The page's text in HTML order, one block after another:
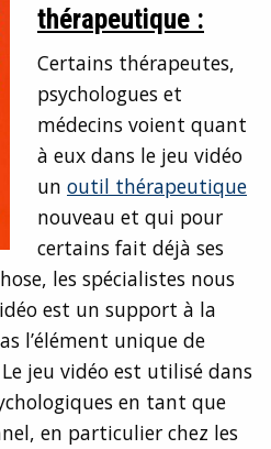
thérapeutique :
Certains thérapeutes,
psychologues et
médecins voient quant
à eux dans le jeu vidéo
un outil thérapeutique
nouveau et qui pour
certains fait déjà ses
les spécialistes nous
est un support à la
l’élément unique de
jeu vidéo est utilisé dans
en tant que
en particulier chez les